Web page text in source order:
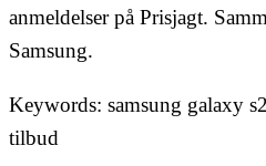
anmeldelser på Prisjagt.
Samsung.
Keywords: samsung galaxy
tilbud